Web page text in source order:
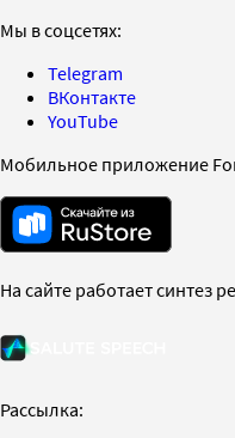
Мы в соцсетях:
Telegram
ВКонтакте
YouTube
Мобильное приложение
На сайте работает синтез
Рассылка: